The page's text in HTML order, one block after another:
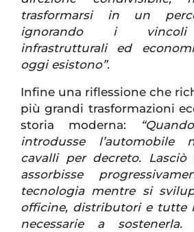
trasformarsi in un
ignorando i vincoli
infrastrutturali ed
oggi esistono”.
Infine una riflessione che
più grandi trasformazioni
storia moderna:
introdusse
cavalli per decreto.
assorbisse
tecnologia mentre si
officine, distributori e tutte
necessarie a